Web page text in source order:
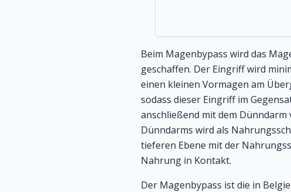
Beim Magenbypass wird das
geschaffen. Der Eingriff wird
einen kleinen Vormagen am
sodass dieser Eingriff im
anschließend mit dem
Dünndarms wird als
tieferen Ebene mit der
Nahrung in Kontakt.
Der Magenbypass ist die in